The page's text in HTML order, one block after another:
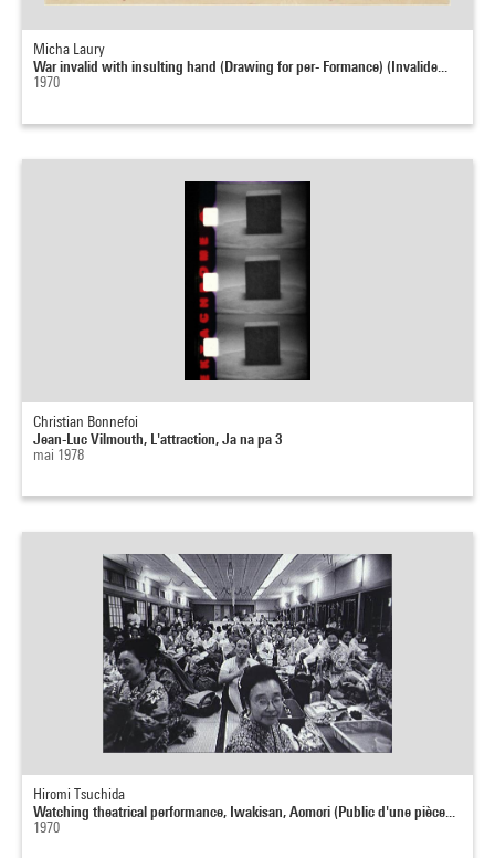
Micha Laury
War invalid with insulting hand (Drawing for per- Formance) (Invalide...
1970
Christian Bonnefoi
Jean-Luc Vilmouth, L'attraction, Ja na pa 3
mai 1978
Hiromi Tsuchida
Watching theatrical performance, Iwakisan, Aomori (Public d'une pièce...
1970